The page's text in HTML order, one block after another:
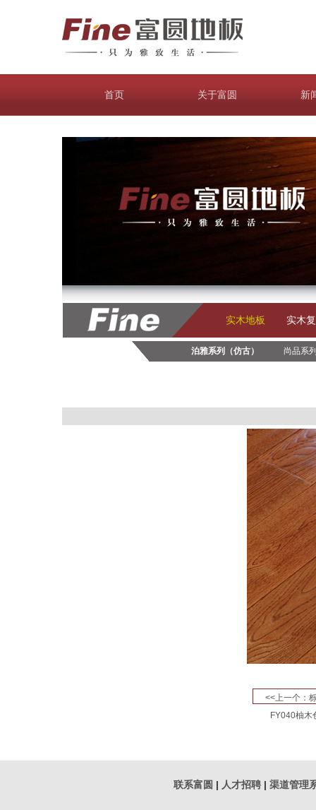
首页 关于富圆 新
实木地板 实木
泊雅系列（仿古） 尚品系
<<上一个：
FY040柚木
联系富圆 | 人才招聘| 渠道管理